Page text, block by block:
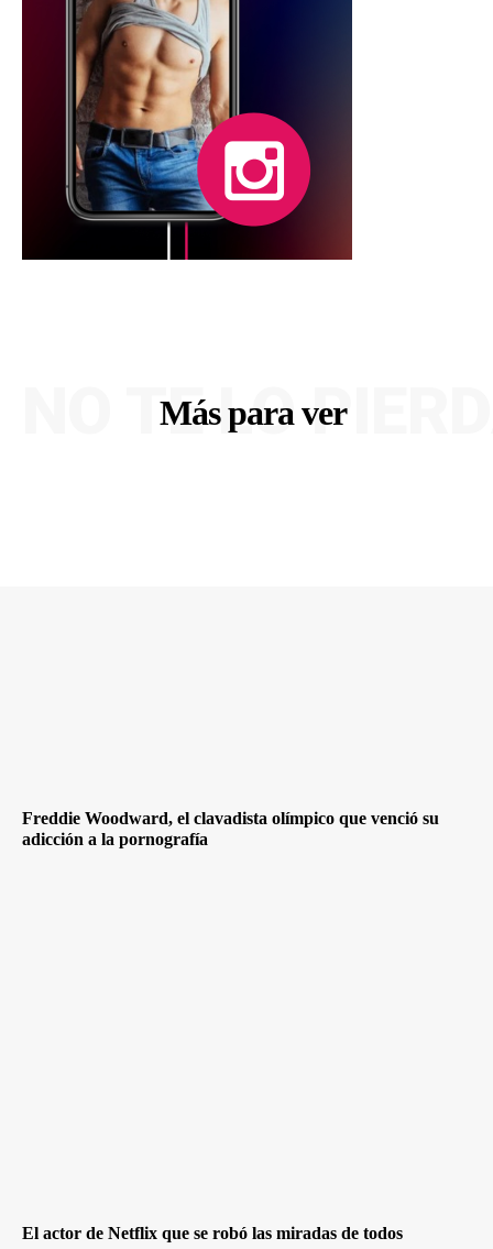
Más para ver
NO TE LO
Freddie Woodward, el clavadista olímpico que venció su
adicción a la pornografía
El actor de Netflix que se robó las miradas de todos